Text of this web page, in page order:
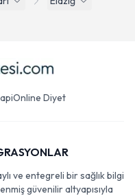
Online Diyet
ve entegreli bir sağlık bilgi
güvenilir altyapısıyla